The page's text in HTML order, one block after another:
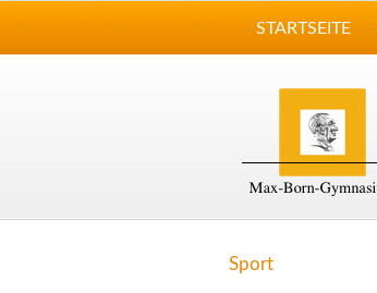
STARTSEITE
Sport